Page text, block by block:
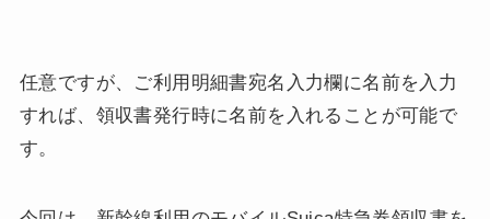
任意ですが、ご利用明細書宛名入力欄に名前を入力
すれば、領収書発行時に名前を入れることが可能で
す。